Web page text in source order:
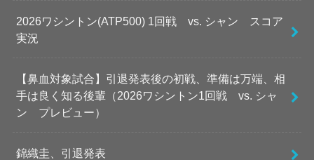
2026ワシントン(ATP500) 1回戦 vs. シャン スコア
実況
【鼻血対象試合】引退発表後の初戦、準備は万端、相
手は良く知る後輩（2026ワシントン1回戦 vs. シャ
ン プレビュー）
錦織圭、引退発表